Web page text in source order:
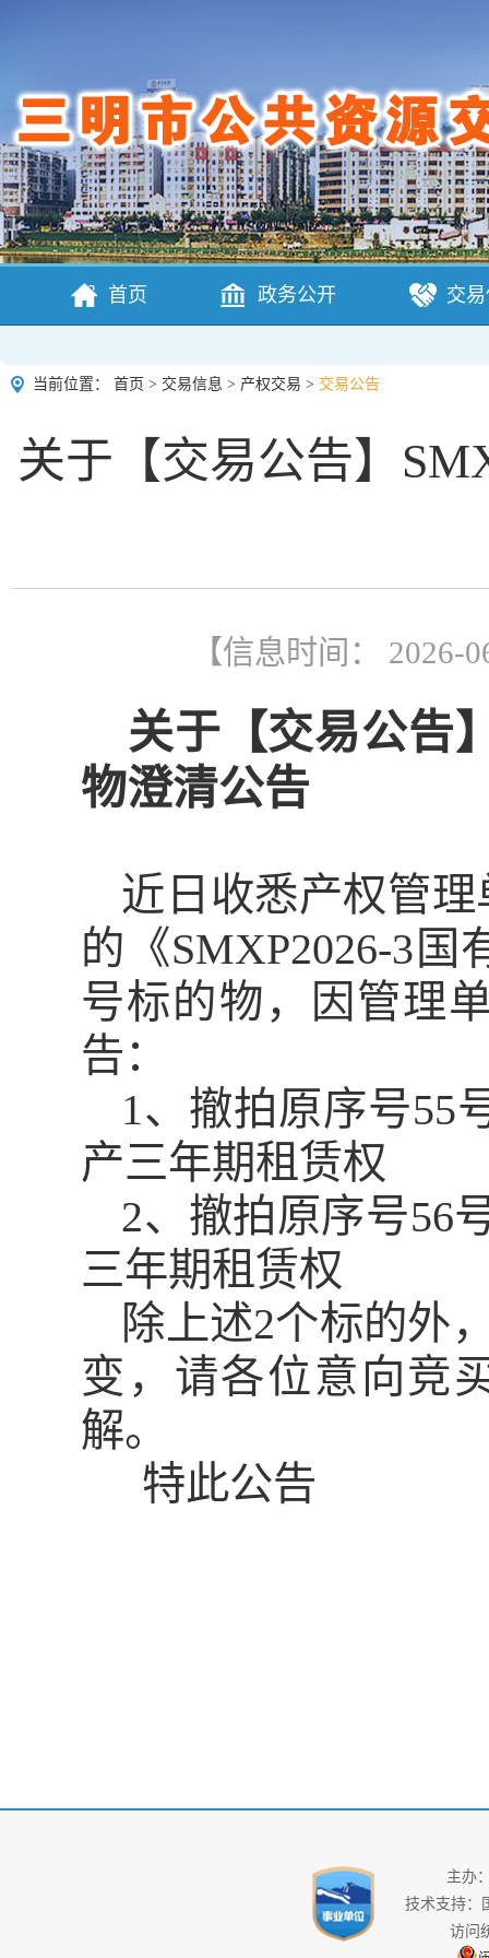
首页 政务公开 交
当前位置： 首页 > 交易信息 > 产权交易 > 交易公告
关于【交易公告】
【信息时间： 2026-
关于【交易公告
物澄清公告
近日收悉产权管
的《SMXP2026-3 国
号标的物，因管理
告：
1、 撤拍原序号55
产三年期租赁权
2、撤拍原序号56
三年期租赁权
除上述2个标的外
变，请各位意向竞
解。
特此公告
主办
技术支持：
访问